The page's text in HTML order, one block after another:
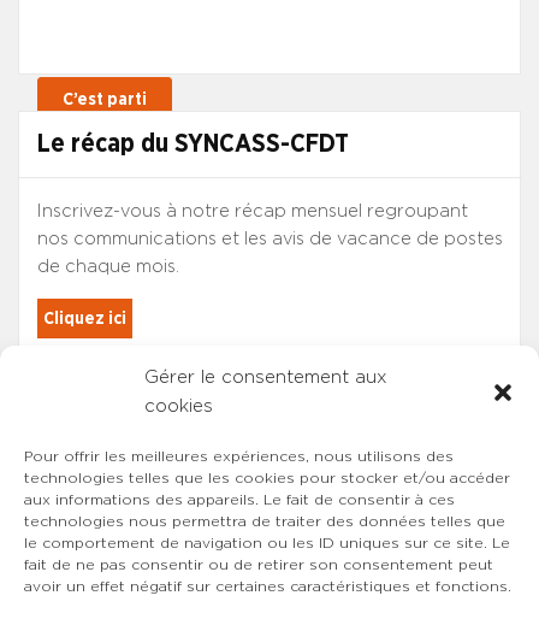
Gérer le consentement aux
cookies
Pour offrir les meilleures expériences, nous utilisons des
technologies telles que les cookies pour stocker et/ou accéder
aux informations des appareils. Le fait de consentir à ces
technologies nous permettra de traiter des données telles que
le comportement de navigation ou les ID uniques sur ce site. Le
fait de ne pas consentir ou de retirer son consentement peut
avoir un effet négatif sur certaines caractéristiques et fonctions.
Le récap du SYNCASS-CFDT
Inscrivez-vous à notre récap mensuel regroupant
nos communications et les avis de vacance de postes
de chaque mois.
Cliquez ici
Les adhérents du SYNCASS-CFDT
sont automatiquement inscrits.